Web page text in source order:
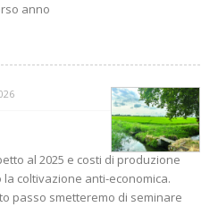
anno
al 2025 e costi di produzione
coltivazione anti-economica.
passo smetteremo di seminare